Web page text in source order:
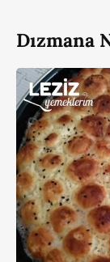
Dızmana